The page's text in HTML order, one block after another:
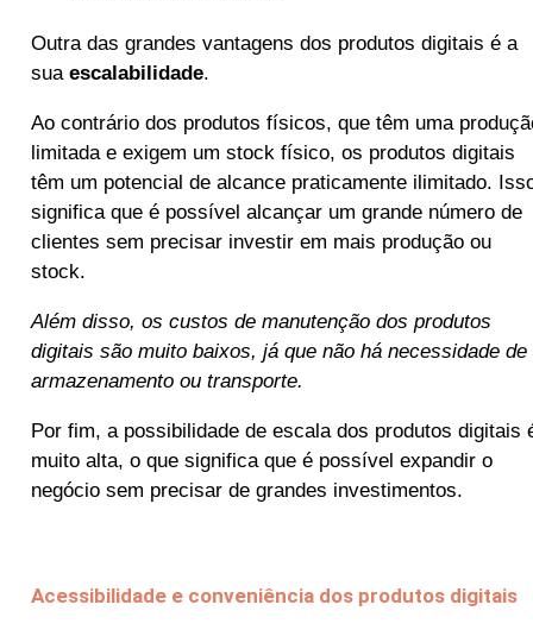
Outra das grandes vantagens dos produtos digitais é a
sua escalabilidade.
Ao contrário dos produtos físicos, que têm uma
limitada e exigem um stock físico, os produtos digitais
têm um potencial de alcance praticamente ilimitado.
significa que é possível alcançar um grande número de
clientes sem precisar investir em mais produção ou
stock.
Além disso, os custos de manutenção dos produtos
digitais são muito baixos, já que não há necessidade de
armazenamento ou transporte.
Por fim, a possibilidade de escala dos produtos digitais
muito alta, o que significa que é possível expandir o
negócio sem precisar de grandes investimentos.
Acessibilidade e conveniência dos produtos digitais